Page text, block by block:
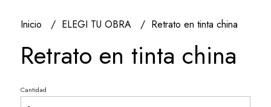
Inicio ELEGI TU OBRA Retrato en tinta china
Retrato en tinta china
Cantidad